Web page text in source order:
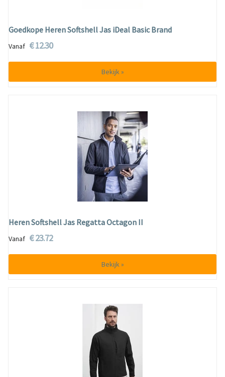
Goedkope Heren Softshell Jas iDeal Basic Brand
Vanaf € 12.30
Bekijk »
Heren Softshell Jas Regatta Octagon II
Vanaf € 23.72
Bekijk »